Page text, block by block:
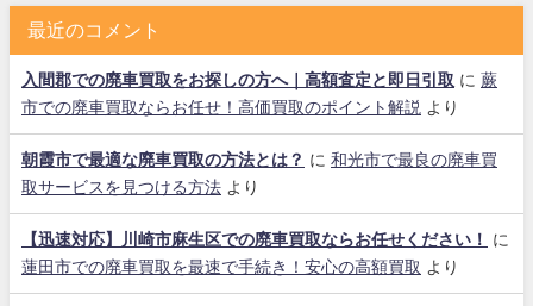
最近のコメント
入間郡での廃車買取をお探しの方へ｜高額査定と即日引取 に 蕨
市での廃車買取ならお任せ！高価買取のポイント解説 より
朝霞市で最適な廃車買取の方法とは？ に 和光市で最良の廃車買
取サービスを見つける方法 より
【迅速対応】川崎市麻生区での廃車買取ならお任せください！
に
蓮田市での廃車買取を最速で手続き！安心の高額買取 より